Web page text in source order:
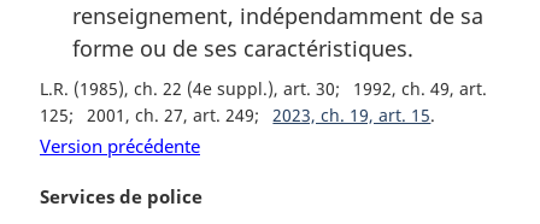
renseignement, indépendamment de sa
forme ou de ses caractéristiques.
L.R. (1985), ch. 22 (4e suppl.), art. 30
1992, ch. 49, art.
125
2001, ch. 27, art. 249 2023, ch. 19, art. 15
Version précédente
N
Services de police